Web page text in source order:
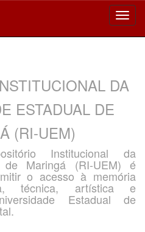
DA
ESTADUAL DE
(RI-UEM)
Institucional da
de Maringá (RI-UEM) é
o acesso à memória
técnica, artística e
Estadual de